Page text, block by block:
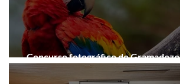
Concurso fotográfico do Gramadozoo
entra na reta final de inscrições